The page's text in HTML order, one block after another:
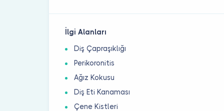
İlgi Alanları
Diş Çapraşıklığı
Perikoronitis
Ağız Kokusu
Diş Eti Kanaması
Çene Kistleri